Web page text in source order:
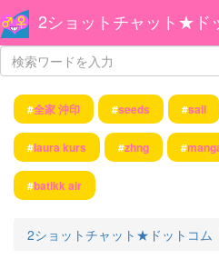
2ショットチャット★ド
#全家 沖印 #seeds #sail
#laura kurs #zhng #
#batikk air
2ショットチャット★ドットコム